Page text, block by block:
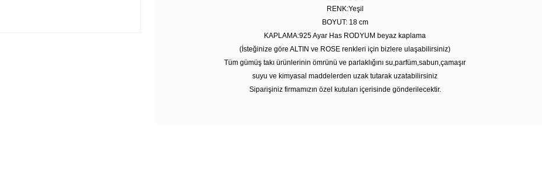
RENK:Yeşil
BOYUT: 18 cm
KAPLAMA:925 Ayar Has RODYUM beyaz kaplama
(İsteğinize göre ALTIN ve ROSE renkleri için bizlere ulaşabilirsiniz)
Tüm gümüş takı ürünlerinin ömrünü ve parlaklığını su,parfüm,sabun,çamaşır
suyu ve kimyasal maddelerden uzak tutarak uzatabilirsiniz
Siparişiniz firmamızın özel kutuları içerisinde gönderilecektir.